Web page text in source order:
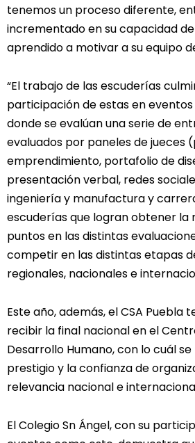
tenemos un proceso diferente,
incrementado en su capacidad
aprendido a motivar a su equipo
“El trabajo de las escuderías
participación de estas en
donde se evalúan una serie de
evaluados por paneles de jueces
emprendimiento, portafolio de
presentación verbal, redes
ingeniería y manufactura y
escuderías que logran obtener la
puntos en las distintas
competir en las distintas etapas
regionales, nacionales e
Este año, además, el CSA Puebla
recibir la final nacional en el
Desarrollo Humano, con lo cuál
prestigio y la confianza de
relevancia nacional e
El Colegio Sn Ángel, con su